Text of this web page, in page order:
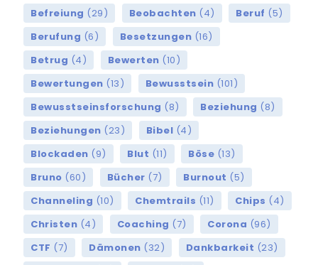
Befreiung (29) Beobachten (4) Beruf (5)
Berufung (6) Besetzungen (16)
Betrug (4) Bewerten (10)
Bewertungen (13) Bewusstsein (101)
Bewusstseinsforschung (8) Beziehung (8)
Beziehungen (23) Bibel (4)
Blockaden (9) Blut (11) Böse (13)
Bruno (60) Bücher (7) Burnout (5)
Channeling (10) Chemtrails (11) Chips (4)
Christen (4) Coaching (7) Corona (96)
CTF (7) Dämonen (32) Dankbarkeit (23)